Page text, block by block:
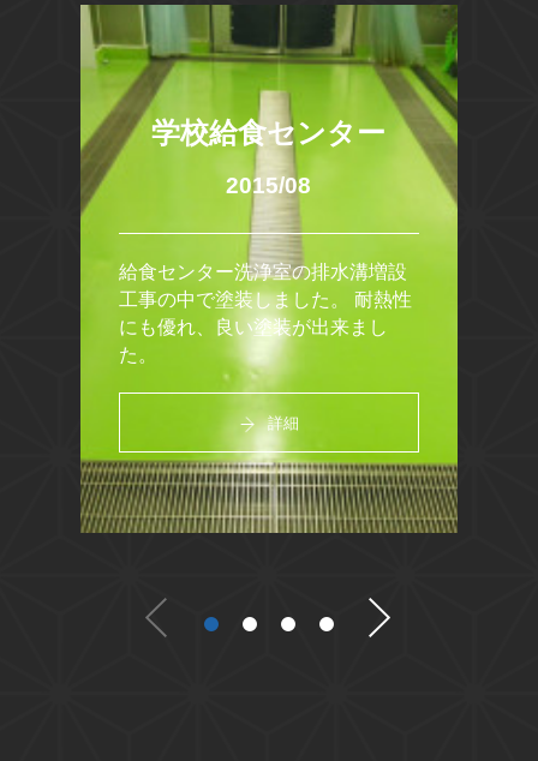
学校給食センター
2015/08
給食センター洗浄室の排水溝増設
工事の中で塗装しました。
耐熱性
にも優れ、良い塗装が出来まし
た。
詳細